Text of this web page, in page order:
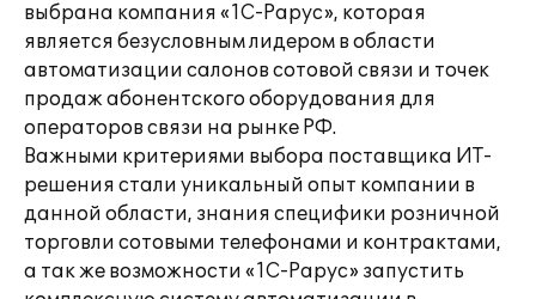
выбрана компания «1С-Рарус», которая
является безусловным лидером в области
автоматизации салонов сотовой связи и точек
продаж абонентского оборудования для
операторов связи на рынке РФ.
Важными критериями выбора поставщика ИТ-
решения стали уникальный опыт компании в
данной области, знания специфики розничной
торговли сотовыми телефонами и контрактами,
а так же возможности «1С-Рарус» запустить